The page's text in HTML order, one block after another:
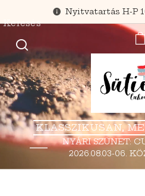
Nyitvatartás H-P
KLASSZIKUSAN,
NYÁRI SZÜNET:
2026.08.03-06.
Keresés